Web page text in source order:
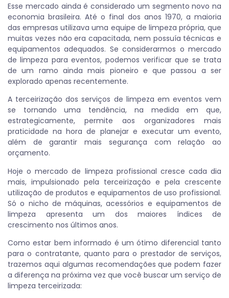
Esse mercado ainda é considerado um segmento novo na
economia brasileira. Até o final dos anos 1970, a maioria
das empresas utilizava uma equipe de limpeza própria, que
muitas vezes não era capacitada, nem possuía técnicas e
equipamentos adequados. Se considerarmos o mercado
de limpeza para eventos, podemos verificar que se trata
de um ramo ainda mais pioneiro e que passou a ser
explorado apenas recentemente.
A terceirização dos serviços de limpeza em eventos vem
se tornando uma tendência, na medida em que,
estrategicamente, permite aos organizadores mais
praticidade na hora de planejar e executar um evento,
além de garantir mais segurança com relação ao
orçamento.
Hoje o mercado de limpeza profissional cresce cada dia
mais, impulsionado pela terceirização e pela crescente
utilização de produtos e equipamentos de uso profissional.
Só o nicho de máquinas, acessórios e equipamentos de
limpeza apresenta um dos maiores índices de
crescimento nos últimos anos.
Como estar bem informado é um ótimo diferencial tanto
para o contratante, quanto para o prestador de serviços,
trazemos aqui algumas recomendações que podem fazer
a diferença na próxima vez que você buscar um serviço de
limpeza terceirizada: